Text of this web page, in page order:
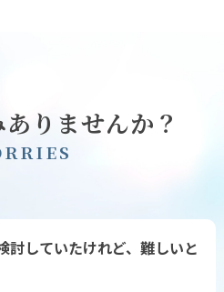
りませんか？
RRIES
討していたけれど、難しいと